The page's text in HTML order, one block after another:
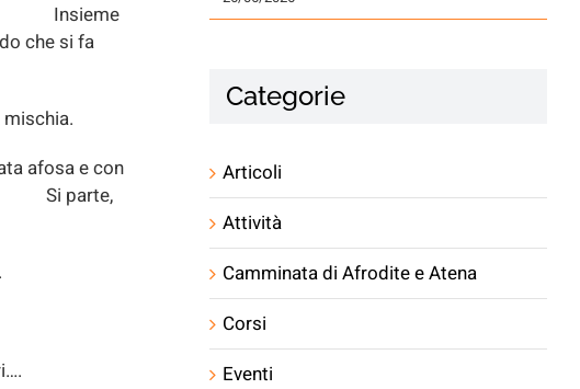
che si fa
afosa e con
Si parte,
Categorie
Articoli
Attività
Camminata di Afrodite e Atena
Corsi
Eventi